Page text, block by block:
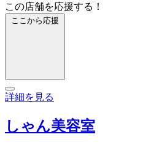
この店舗を応援する！
ここから応援
詳細を見る
しゃん美容室